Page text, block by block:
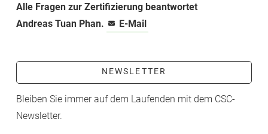
Alle Fragen zur Zertifizierung beantwortet
Andreas Tuan Phan.
E-Mail
NEWSLETTER
Bleiben Sie immer auf dem Laufenden mit dem CSC-
Newsletter.